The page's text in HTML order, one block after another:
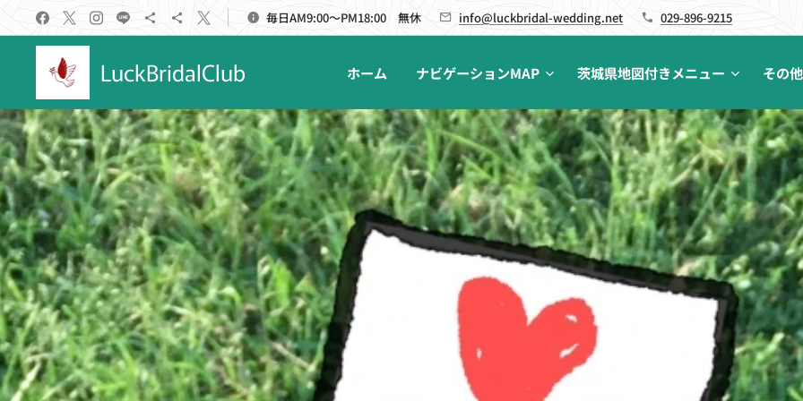
毎日AM9:00～PM18:00 無休 info@luckbridal-wedding.net 029-896-9215
LuckBridalClub ホーム ナビゲーションMAP 茨城県地図付きメニュー その他